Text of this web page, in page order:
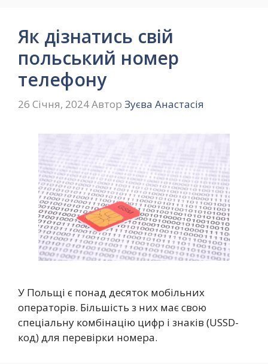
Як дізнатись свій
польський номер
телефону
26 Січня, 2024Автор Зуєва Анастасія
У Польщі є понад десяток мобільних
операторів. Більшість з них має свою
спеціальну комбінацію цифр і знаків (USSD-
код) для перевірки номера.